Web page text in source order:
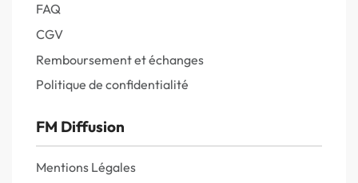
FAQ
CGV
Remboursement et échanges
Politique de confidentialité
FM Diffusion
Mentions Légales